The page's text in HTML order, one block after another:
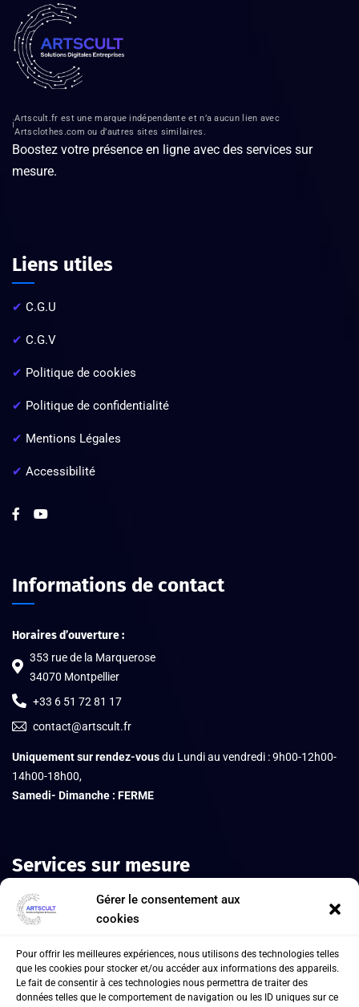
Gérer le consentement aux
cookies
Pour offrir les meilleures expériences, nous utilisons des technologies telles
que les cookies pour stocker et/ou accéder aux informations des appareils.
Le fait de consentir à ces technologies nous permettra de traiter des
données telles que le comportement de navigation ou les ID uniques sur ce
ℹ️
Artscult.fr est une marque indépendante et n’a aucun lien avec
Artsclothes.com ou d’autres sites similaires.
Boostez votre présence en ligne avec des services sur
mesure.
Liens utiles
✔ C.G.U
✔ C.G.V
✔ Politique de cookies
✔ Politique de confidentialité
✔ Mentions Légales
✔ Accessibilité
Informations de contact
Horaires d’ouverture :
353 rue de la Marquerose
34070 Montpellier
+33 6 51 72 81 17
contact@artscult.fr
Uniquement sur rendez-vousdu Lundi au vendredi : 9h00-12h00-
14h00-18h00,
Samedi- Dimanche : FERME
Services sur mesure